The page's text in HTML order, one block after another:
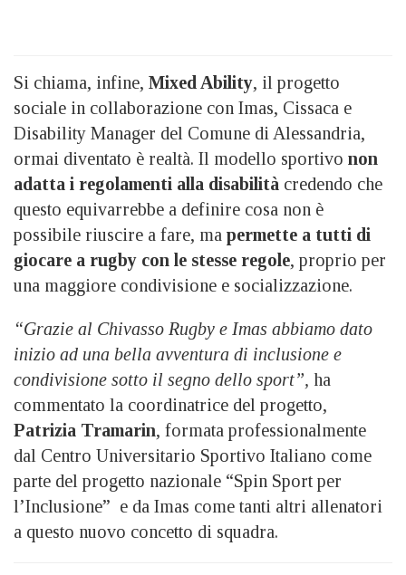
Si chiama, infine, Mixed Ability, il progetto
sociale in collaborazione con Imas, Cissaca e
Disability Manager del Comune di Alessandria,
ormai diventato è realtà. Il modello sportivo non
adatta i regolamenti alla disabilità credendo che
questo equivarrebbe a definire cosa non è
possibile riuscire a fare, ma permette a tutti di
giocare a rugby con le stesse regole, proprio per
una maggiore condivisione e socializzazione.
“Grazie al Chivasso Rugby e Imas abbiamo dato
inizio ad una bella avventura di inclusione e
condivisione sotto il segno dello sport”, ha
commentato la coordinatrice del progetto,
Patrizia Tramarin, formata professionalmente
dal Centro Universitario Sportivo Italiano come
parte del progetto nazionale “Spin Sport per
l’Inclusione” e da Imas come tanti altri allenatori
a questo nuovo concetto di squadra.